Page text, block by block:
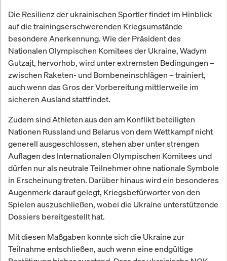
Die Resilienz der ukrainischen Sportler findet im Hinblick
auf die trainingserschwerenden Kriegsumstände
besondere Anerkennung. Wie der Präsident des
Nationalen Olympischen Komitees der Ukraine, Wadym
Gutzajt, hervorhob, wird unter extremsten Bedingungen –
zwischen Raketen- und Bombeneinschlägen – trainiert,
auch wenn das Gros der Vorbereitung mittlerweile im
sicheren Ausland stattfindet.
Zudem sind Athleten aus den am Konflikt beteiligten
Nationen Russland und Belarus von dem Wettkampf nicht
generell ausgeschlossen, stehen aber unter strengen
Auflagen des Internationalen Olympischen Komitees und
dürfen nur als neutrale Teilnehmer ohne nationale Symbole
in Erscheinung treten. Darüber hinaus wird ein besonderes
Augenmerk darauf gelegt, Kriegsbefürworter von den
Spielen auszuschließen, wobei die Ukraine unterstützende
Dossiers bereitgestellt hat.
Mit diesen Maßgaben konnte sich die Ukraine zur
Teilnahme entschließen, auch wenn eine endgültige